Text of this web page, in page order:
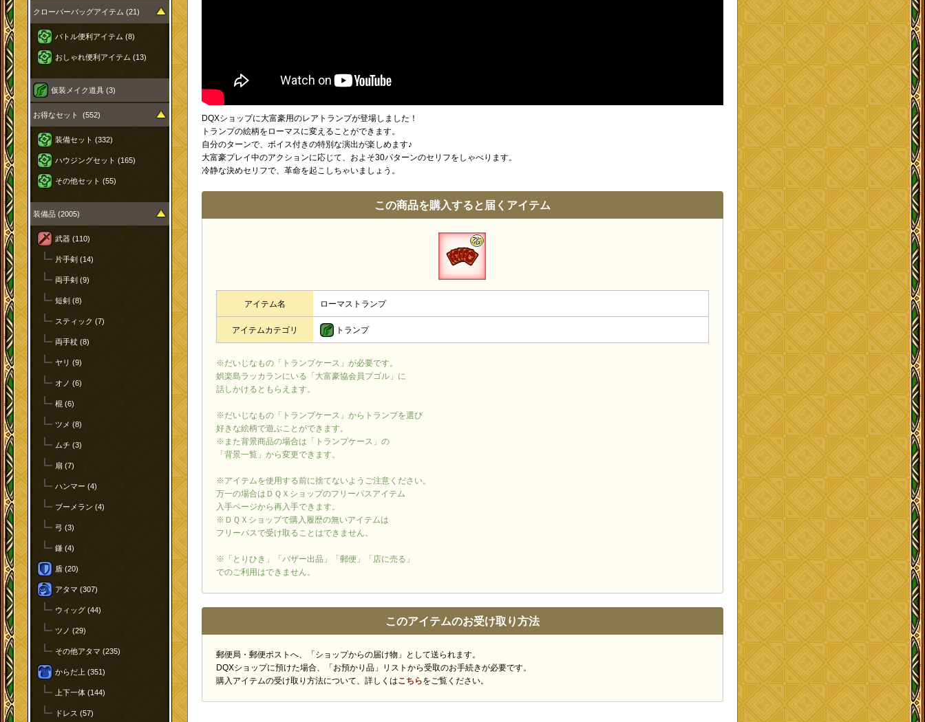
クローバーバッグアイテム (21)
バトル便利アイテム (8)
おしゃれ便利アイテム (13)
仮装メイク道具 (3)
お得なセット (552)
装備セット (332)
ハウジングセット (165)
その他セット (55)
装備品 (2005)
武器 (110)
片手剣 (14)
両手剣 (9)
短剣 (8)
スティック (7)
両手杖 (8)
ヤリ (9)
オノ (6)
棍 (6)
ツメ (8)
ムチ (3)
扇 (7)
ハンマー (4)
ブーメラン (4)
弓 (3)
鎌 (4)
盾 (20)
アタマ (307)
ウィッグ (44)
ツノ (29)
その他アタマ (235)
からだ上 (351)
上下一体 (144)
ドレス (57)
DQXショップに大富豪用のレアトランプが登場しました！
トランプの絵柄をローマスに変えることができます。
自分のターンで、ボイス付きの特別な演出が楽しめます♪
大富豪プレイ中のアクションに応じて、およそ30パターンのセリフをしゃべります。
冷静な決めセリフで、革命を起こしちゃいましょう。
この商品を購入すると届くアイテム
アイテム名 ローマストランプ
アイテムカテゴリ トランプ
※だいじなもの「トランプケース」が必要です。
娯楽島ラッカランにいる「大富豪協会員プゴル」に
話しかけるともらえます。
※だいじなもの「トランプケース」からトランプを選び
好きな絵柄で遊ぶことができます。
※また背景商品の場合は「トランプケース」の
「背景一覧」から変更できます。
※アイテムを使用する前に捨てないようご注意ください。
万一の場合はＤＱＸショップのフリーパスアイテム
入手ページから再入手できます。
※ＤＱＸショップで購入履歴の無いアイテムは
フリーパスで受け取ることはできません。
※「とりひき」「バザー出品」「郵便」「店に売る」
でのご利用はできません。
このアイテムのお受け取り方法
郵便局・郵便ポストへ、「ショップからの届け物」として送られます。
DQXショップに預けた場合、「お預かり品」リストから受取のお手続きが必要です。
購入アイテムの受け取り方法について、詳しくはこちらをご覧ください。